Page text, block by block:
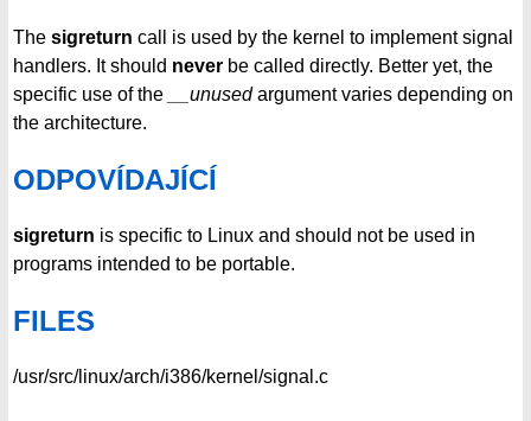
The sigreturn call is used by the kernel to implement signal
handlers. It should never be called directly. Better yet, the
specific use of the
__unusedargument varies depending on
the architecture.
ODPOVÍDAJÍCÍ
sigreturn is specific to Linux and should not be used in
programs intended to be portable.
FILES
/usr/src/linux/arch/i386/kernel/signal.c